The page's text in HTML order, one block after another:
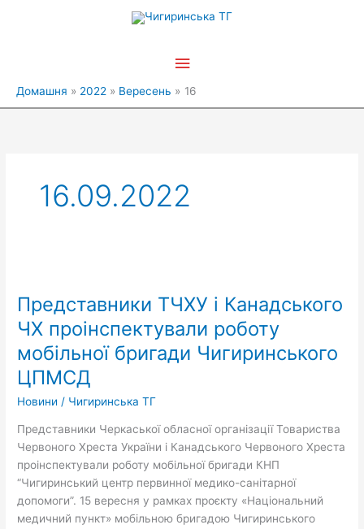
Головне
Домашня 2022 Вересень 16
16.09.2022
Представники ТЧХУ і Канадського
ЧХ проінспектували роботу
мобільної бригади Чигиринського
ЦПМСД
Новини / Чигиринська ТГ
Представники Черкаської обласної організації Товариства
Червоного Хреста України і Канадського Червоного Хреста
проінспектували роботу мобільної бригади КНП
“Чигиринський центр первинної медико-санітарної
допомоги”. 15 вересня у рамках проєкту «Національний
медичний пункт» мобільною бригадою Чигиринського
і
Канадського
ЧХ
проінспектували
роботу
мобільної
бригади
Чигиринського
ЦПМСД